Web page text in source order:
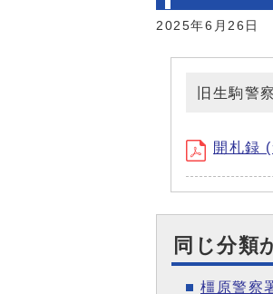
2025年6月26日
旧生駒警
開札録
同じ分類
橿原警察